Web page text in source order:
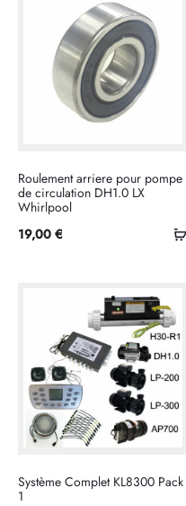
Roulement arriere pour pompe
de circulation DH1.0 LX
Whirlpool
19,00 €
Système Complet KL8300 Pack
1